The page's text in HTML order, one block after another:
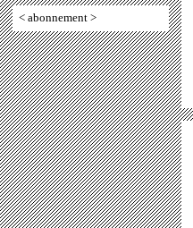
< abonnement >